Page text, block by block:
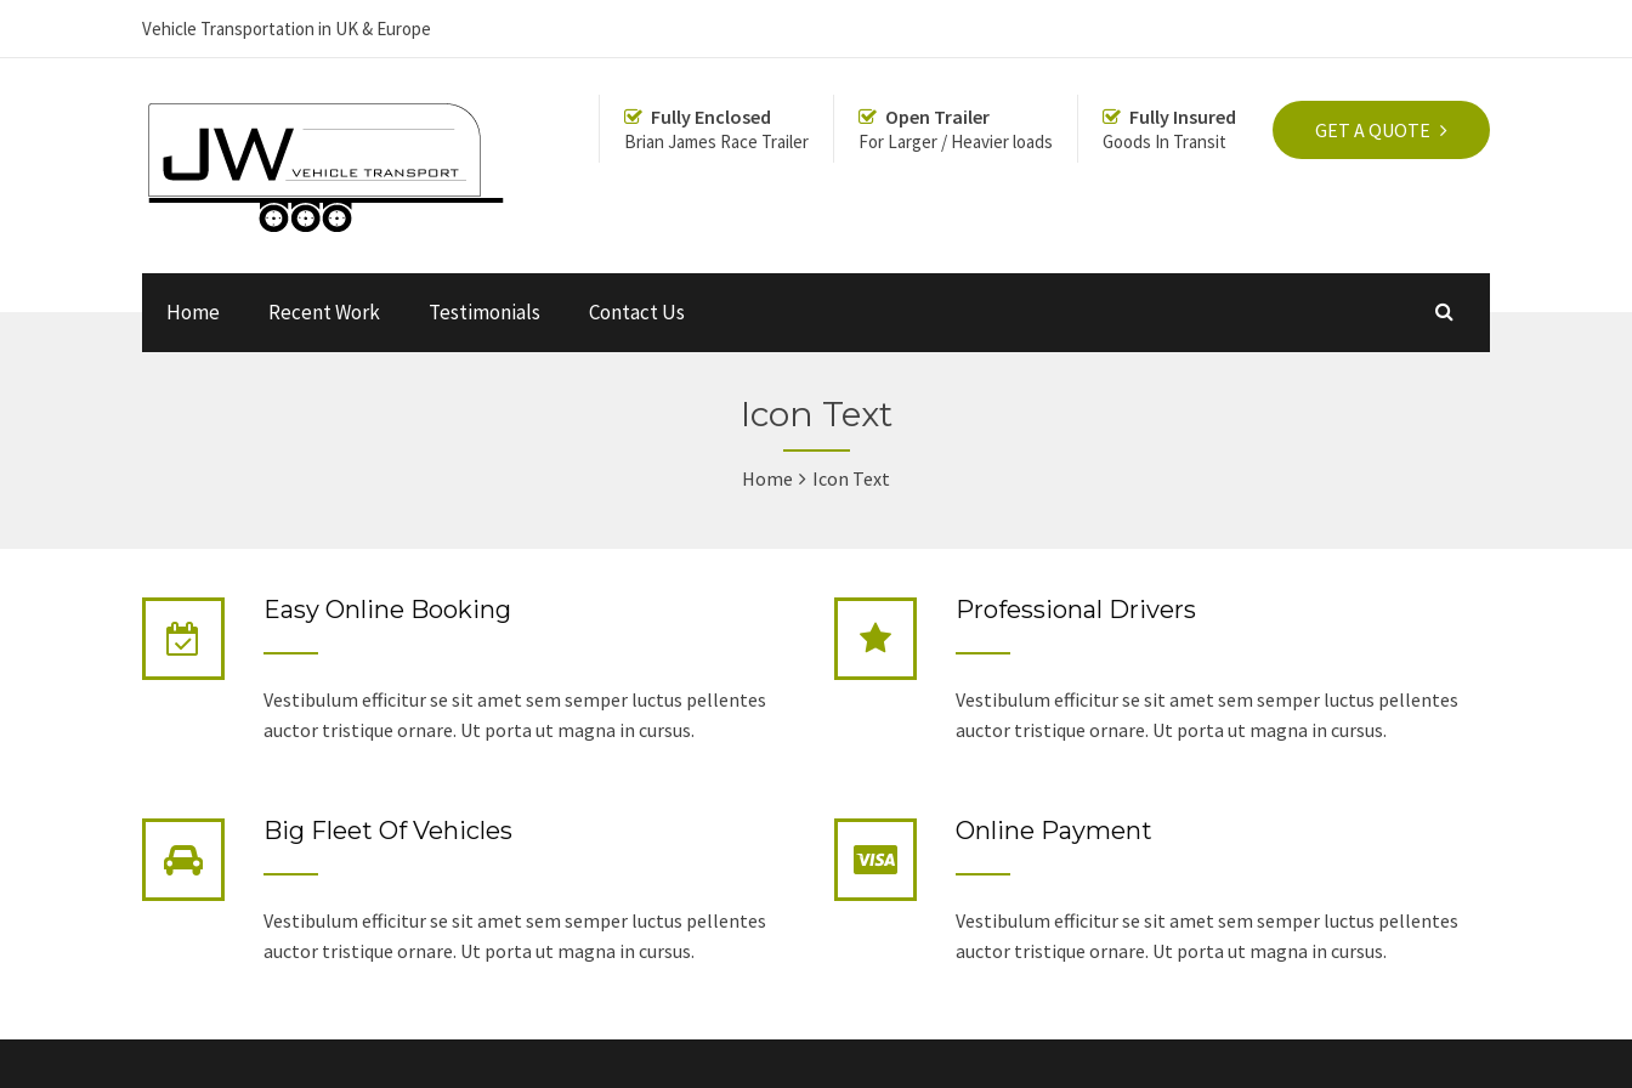
Vehicle Transportation in UK & Europe
GET A QUOTE
Fully Enclosed
Brian James Race Trailer
Open Trailer
For Larger / Heavier loads
Fully Insured
Goods In Transit
Home Recent Work Testimonials Contact Us
Icon Text
Home Icon Text
Easy Online Booking
Vestibulum efficitur se sit amet sem semper luctus pellentes
auctor tristique ornare. Ut porta ut magna in cursus.
Professional Drivers
Vestibulum efficitur se sit amet sem semper luctus pellentes
auctor tristique ornare. Ut porta ut magna in cursus.
Big Fleet Of Vehicles
Vestibulum efficitur se sit amet sem semper luctus pellentes
auctor tristique ornare. Ut porta ut magna in cursus.
Online Payment
Vestibulum efficitur se sit amet sem semper luctus pellentes
auctor tristique ornare. Ut porta ut magna in cursus.